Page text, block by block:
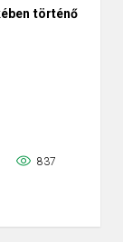
történő
837